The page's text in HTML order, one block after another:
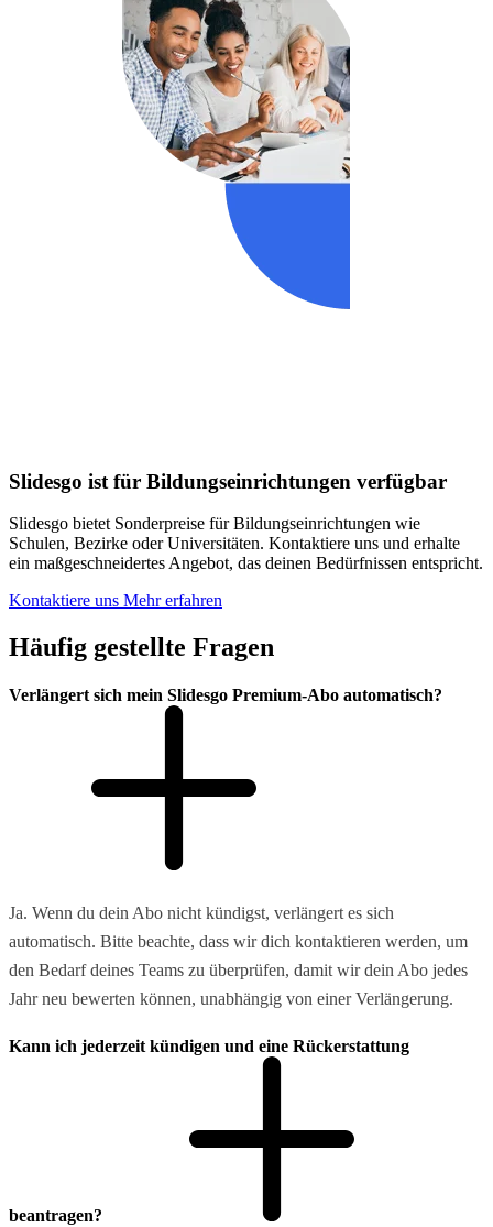
Slidesgo ist für Bildungseinrichtungen verfügbar
Slidesgo bietet Sonderpreise für Bildungseinrichtungen wie
Schulen, Bezirke oder Universitäten. Kontaktiere uns und erhalte
ein maßgeschneidertes Angebot, das deinen Bedürfnissen entspricht.
Kontaktiere uns Mehr erfahren
Häufig gestellte Fragen
Verlängert sich mein Slidesgo Premium-Abo automatisch?
Ja. Wenn du dein Abo nicht kündigst, verlängert es sich
automatisch. Bitte beachte, dass wir dich kontaktieren werden, um
den Bedarf deines Teams zu überprüfen, damit wir dein Abo jedes
Jahr neu bewerten können, unabhängig von einer Verlängerung.
Kann ich jederzeit kündigen und eine Rückerstattung
beantragen?